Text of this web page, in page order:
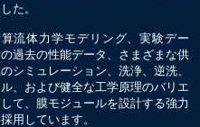
た。
流体力学モデリング、実験デー
過去の性能データ、さまざまな供
シミュレーション、洗浄、逆洗、
、および健全な工学原理のバリエ
て、膜モジュールを設計する強力
用しています。